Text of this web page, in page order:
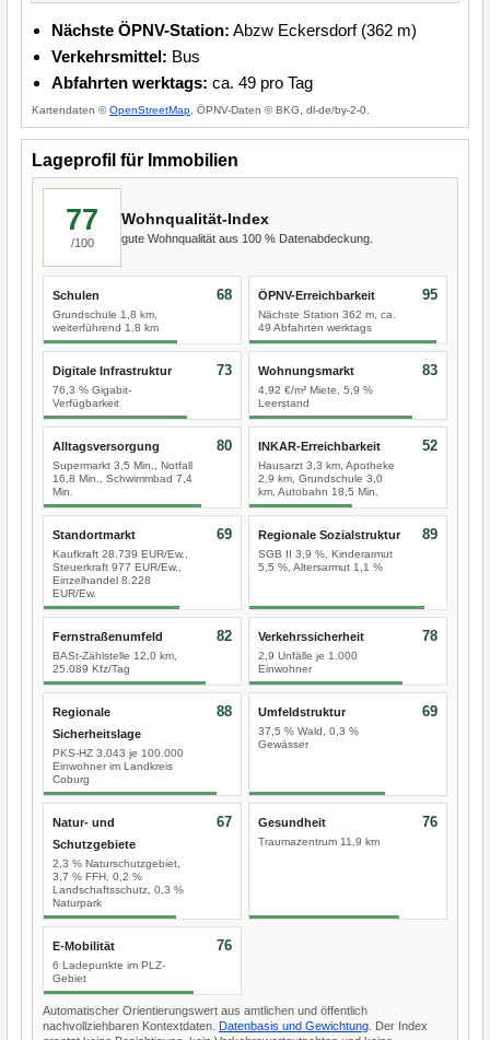
Nächste ÖPNV-Station: Abzw Eckersdorf (362 m)
Verkehrsmittel: Bus
Abfahrten werktags: ca. 49 pro Tag
Kartendaten ©OpenStreetMap , ÖPNV-Daten © BKG, dl-de/by-2-0.
Lageprofil für Immobilien
77
/100
Wohnqualität-Index
gute Wohnqualität aus 100 % Datenabdeckung.
Schulen
Grundschule 1,8 km,
weiterführend 1,8 km
68 ÖPNV-Erreichbarkeit
Nächste Station 362 m, ca.
49 Abfahrten werktags
95
Digitale Infrastruktur
76,3 % Gigabit-
Verfügbarkeit
73 Wohnungsmarkt
4,92 €/m² Miete, 5,9 %
Leerstand
83
Alltagsversorgung
Supermarkt 3,5 Min., Notfall
16,8 Min., Schwimmbad 7,4
Min.
80 INKAR-Erreichbarkeit
Hausarzt 3,3 km, Apotheke
2,9 km, Grundschule 3,0
km, Autobahn 18,5 Min.
52
Standortmarkt
Kaufkraft 28.739 EUR/Ew.,
Steuerkraft 977 EUR/Ew.,
Einzelhandel 8.228
EUR/Ew.
69 Regionale Sozialstruktur
SGB II 3,9 %, Kinderarmut
5,5 %, Altersarmut 1,1 %
89
Fernstraßenumfeld
BASt-Zählstelle 12,0 km,
25.089 Kfz/Tag
82 Verkehrssicherheit
2,9 Unfälle je 1.000
Einwohner
78
Regionale
Sicherheitslage
PKS-HZ 3.043 je 100.000
Einwohner im Landkreis
Coburg
88 Umfeldstruktur
37,5 % Wald, 0,3 %
Gewässer
69
Natur- und
Schutzgebiete
2,3 % Naturschutzgebiet,
3,7 % FFH, 0,2 %
Landschaftsschutz, 0,3 %
Naturpark
67 Gesundheit
Traumazentrum 11,9 km
76
E-Mobilität
6 Ladepunkte im PLZ-
Gebiet
76
Automatischer Orientierungswert aus amtlichen und öffentlich
nachvollziehbaren Kontextdaten. Datenbasis und Gewichtung . Der Index